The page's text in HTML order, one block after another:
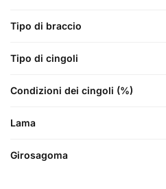
Tipo di braccio
Tipo di cingoli
Condizioni dei cingoli (%)
Lama
Girosagoma